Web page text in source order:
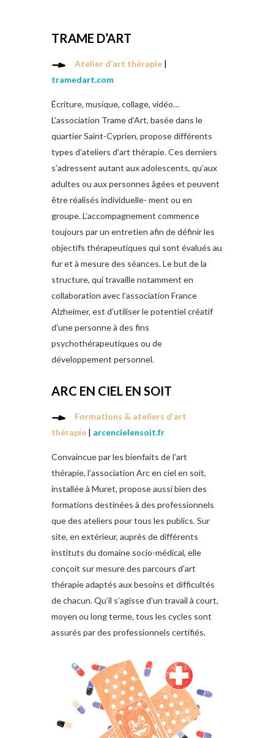
TRAME D’ART
Atelier d’art thérapie |
tramedart.com
Écriture, musique, collage, vidéo…
L’association Trame d’Art, basée dans le
quartier Saint-Cyprien, propose différents
types d’ateliers d’art thérapie. Ces derniers
s’adressent autant aux adolescents, qu’aux
adultes ou aux personnes âgées et peuvent
être réalisés individuelle- ment ou en
groupe. L’accompagnement commence
toujours par un entretien afin de définir les
objectifs thérapeutiques qui sont évalués au
fur et à mesure des séances. Le but de la
structure, qui travaille notamment en
collaboration avec l’association France
Alzheimer, est d’utiliser le potentiel créatif
d’une personne à des fins
psychothérapeutiques ou de
développement personnel.
ARC EN CIEL EN SOIT
Formations & ateliers d’art
thérapie | arcencielensoit.fr
Convaincue par les bienfaits de l’art
thérapie, l’association Arc en ciel en soit,
installée à Muret, propose aussi bien des
formations destinées à des professionnels
que des ateliers pour tous les publics. Sur
site, en extérieur, auprès de différents
instituts du domaine socio-médical, elle
conçoit sur mesure des parcours d’art
thérapie adaptés aux besoins et difficultés
de chacun. Qu’il s’agisse d’un travail à court,
moyen ou long terme, tous les cycles sont
assurés par des professionnels certifiés.